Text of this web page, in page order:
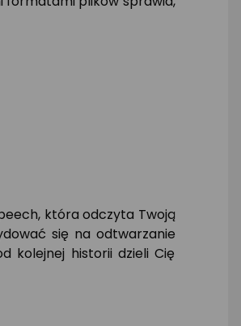
która odczyta Twoją
się na odtwarzanie
kolejnej historii dzieli Cię